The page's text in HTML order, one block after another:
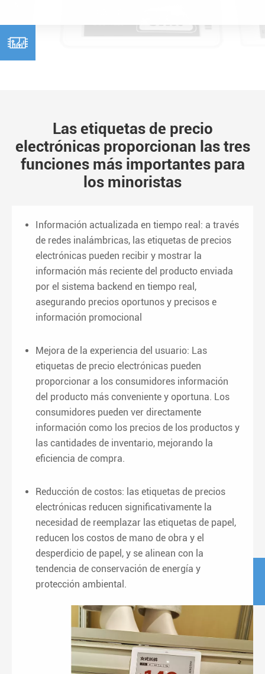

Las etiquetas de precio
electrónicas proporcionan las tres
funciones más importantes para
los minoristas
Información actualizada en tiempo real: a través
de redes inalámbricas, las etiquetas de precios
electrónicas pueden recibir y mostrar la
información más reciente del producto enviada
por el sistema backend en tiempo real,
asegurando precios oportunos y precisos e
información promocional
Mejora de la experiencia del usuario: Las
etiquetas de precio electrónicas pueden
proporcionar a los consumidores información
del producto más conveniente y oportuna. Los
consumidores pueden ver directamente
información como los precios de los productos y
las cantidades de inventario, mejorando la
eficiencia de compra.
Reducción de costos: las etiquetas de precios
electrónicas reducen significativamente la
necesidad de reemplazar las etiquetas de papel,
reducen los costos de mano de obra y el
desperdicio de papel, y se alinean con la
tendencia de conservación de energía y
protección ambiental.